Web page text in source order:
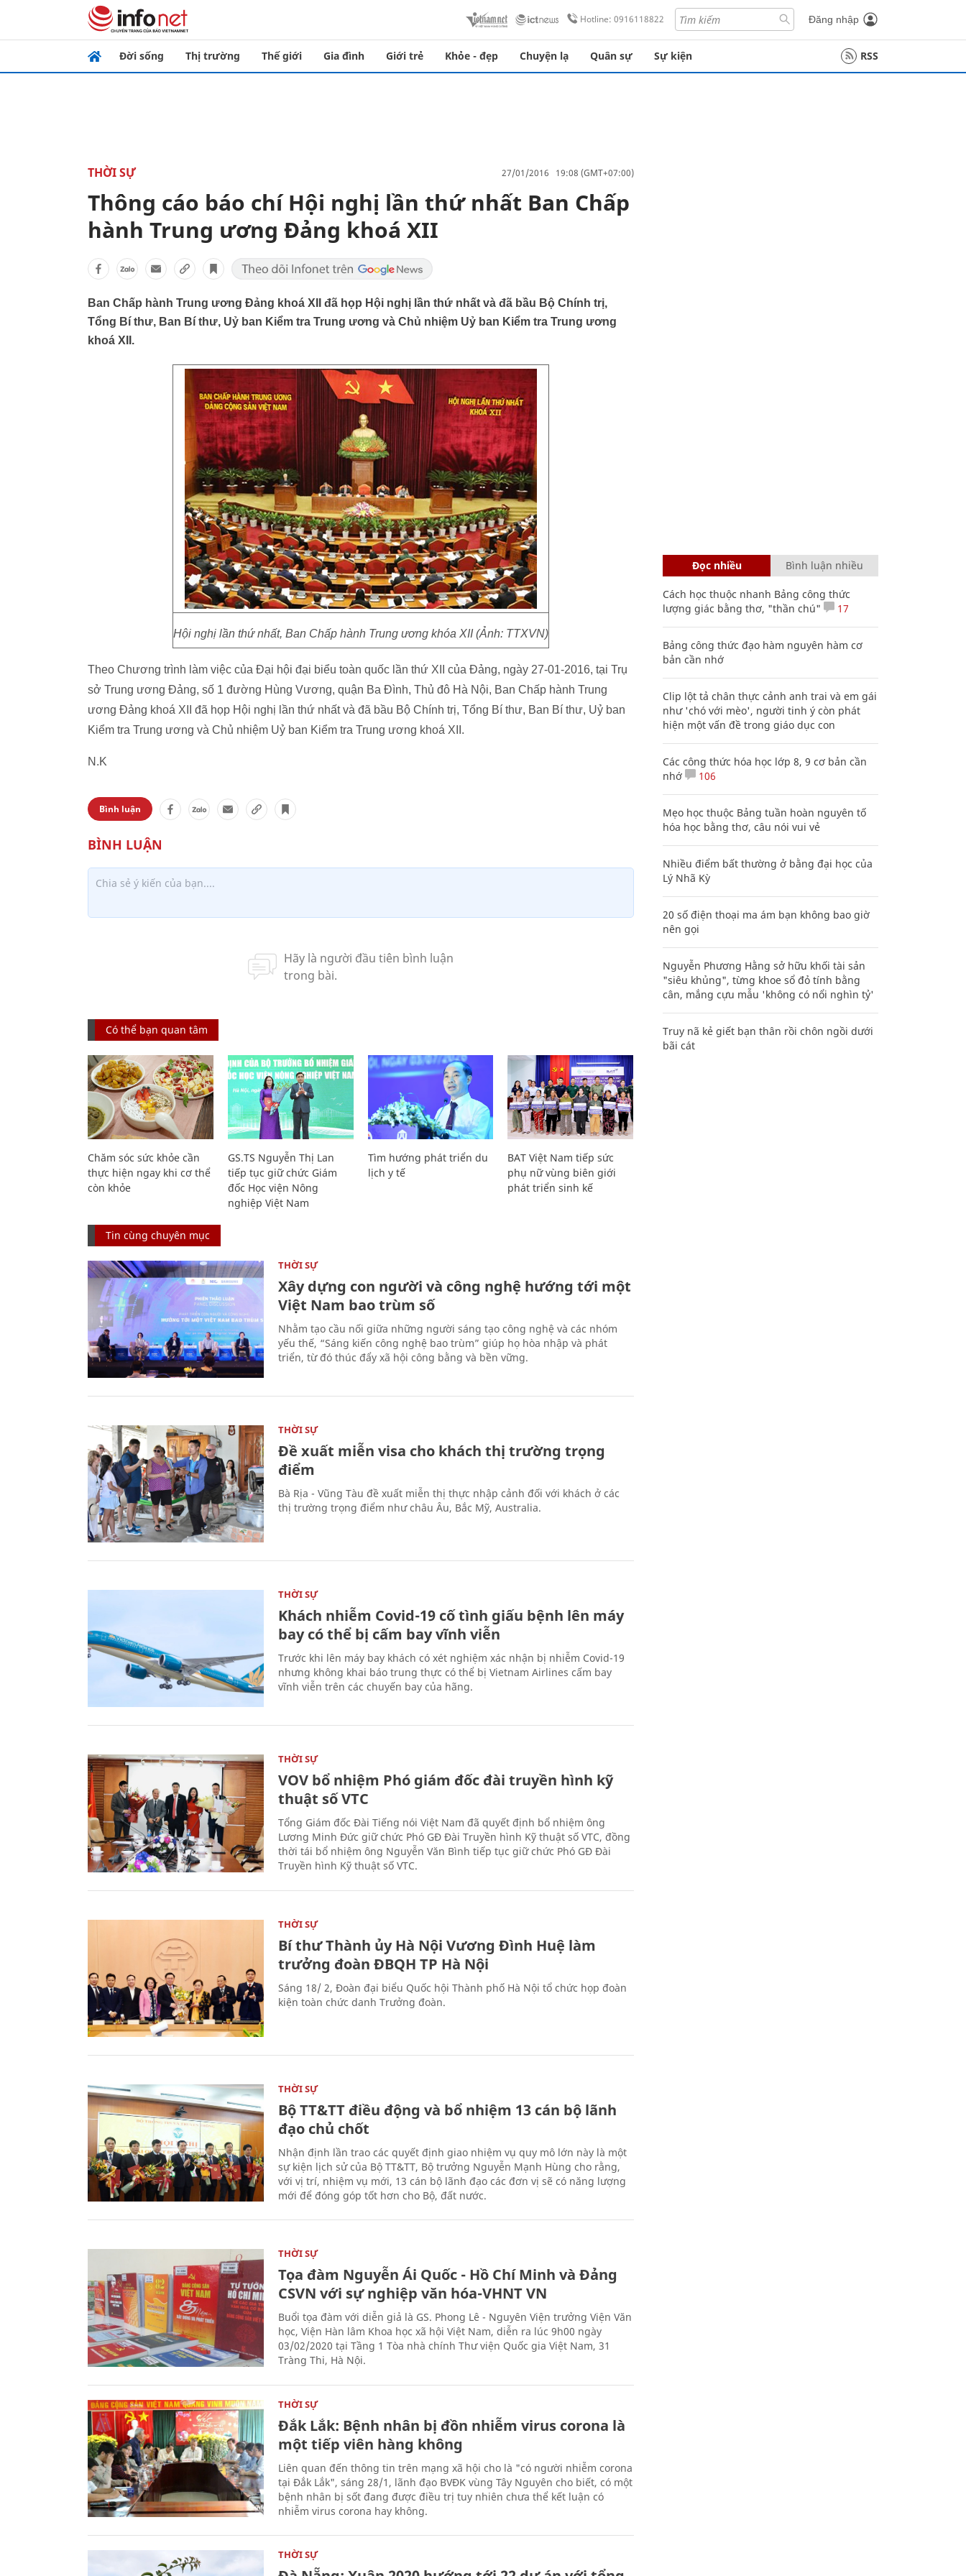
Hotline: 0916118822 Đăng nhập
Đời sống Thị trường Thế giới Gia đình Giới trẻ Khỏe - đẹp Chuyện lạ Quân sự Sự kiện RSS
THỜI SỰ 27/01/2016 19:08 (GMT+07:00)
Thông cáo báo chí Hội nghị lần thứ nhất Ban Chấp
hành Trung ương Đảng khoá XII
Ban Chấp hành Trung ương Đảng khoá XII đã họp Hội nghị lần thứ nhất và đã bầu Bộ Chính trị,
Tổng Bí thư, Ban Bí thư, Uỷ ban Kiểm tra Trung ương và Chủ nhiệm Uỷ ban Kiểm tra Trung ương
khoá XII.
Hội nghị lần thứ nhất, Ban Chấp hành Trung ương khóa XII (Ảnh: TTXVN)
Theo Chương trình làm việc của Đại hội đại biểu toàn quốc lần thứ XII của Đảng, ngày 27-01-2016, tại Trụ
sở Trung ương Đảng, số 1 đường Hùng Vương, quận Ba Đình, Thủ đô Hà Nội, Ban Chấp hành Trung
ương Đảng khoá XII đã họp Hội nghị lần thứ nhất và đã bầu Bộ Chính trị, Tổng Bí thư, Ban Bí thư, Uỷ ban
Kiểm tra Trung ương và Chủ nhiệm Uỷ ban Kiểm tra Trung ương khoá XII.
N.K
Bình luận
Có thể bạn quan tâm
Chăm sóc sức khỏe cần
thực hiện ngay khi cơ thể
còn khỏe
GS.TS Nguyễn Thị Lan
tiếp tục giữ chức Giám
đốc Học viện Nông
nghiệp Việt Nam
Tìm hướng phát triển du
lịch y tế
BAT Việt Nam tiếp sức
phụ nữ vùng biên giới
phát triển sinh kế
Tin cùng chuyên mục
THỜI SỰ
Xây dựng con người và công nghệ hướng tới một
Việt Nam bao trùm số
Nhằm tạo cầu nối giữa những người sáng tạo công nghệ và các nhóm
yếu thế, “Sáng kiến công nghệ bao trùm” giúp họ hòa nhập và phát
triển, từ đó thúc đẩy xã hội công bằng và bền vững.
THỜI SỰ
Đề xuất miễn visa cho khách thị trường trọng
điểm
Bà Rịa - Vũng Tàu đề xuất miễn thị thực nhập cảnh đối với khách ở các
thị trường trọng điểm như châu Âu, Bắc Mỹ, Australia.
THỜI SỰ
Khách nhiễm Covid-19 cố tình giấu bệnh lên máy
bay có thể bị cấm bay vĩnh viễn
Trước khi lên máy bay khách có xét nghiệm xác nhận bị nhiễm Covid-19
nhưng không khai báo trung thực có thể bị Vietnam Airlines cấm bay
vĩnh viễn trên các chuyến bay của hãng.
THỜI SỰ
VOV bổ nhiệm Phó giám đốc đài truyền hình kỹ
thuật số VTC
Tổng Giám đốc Đài Tiếng nói Việt Nam đã quyết định bổ nhiệm ông
Lương Minh Đức giữ chức Phó GĐ Đài Truyền hình Kỹ thuật số VTC, đồng
thời tái bổ nhiệm ông Nguyễn Văn Bình tiếp tục giữ chức Phó GĐ Đài
Truyền hình Kỹ thuật số VTC.
THỜI SỰ
Bí thư Thành ủy Hà Nội Vương Đình Huệ làm
trưởng đoàn ĐBQH TP Hà Nội
Sáng 18/ 2, Đoàn đại biểu Quốc hội Thành phố Hà Nội tổ chức họp đoàn
kiện toàn chức danh Trưởng đoàn.
THỜI SỰ
Bộ TT&TT điều động và bổ nhiệm 13 cán bộ lãnh
đạo chủ chốt
Nhận định lần trao các quyết định giao nhiệm vụ quy mô lớn này là một
sự kiện lịch sử của Bộ TT&TT, Bộ trưởng Nguyễn Mạnh Hùng cho rằng,
với vị trí, nhiệm vụ mới, 13 cán bộ lãnh đạo các đơn vị sẽ có năng lượng
mới để đóng góp tốt hơn cho Bộ, đất nước.
THỜI SỰ
Tọa đàm Nguyễn Ái Quốc - Hồ Chí Minh và Đảng
CSVN với sự nghiệp văn hóa-VHNT VN
Buổi tọa đàm với diễn giả là GS. Phong Lê - Nguyên Viện trưởng Viện Văn
học, Viện Hàn lâm Khoa học xã hội Việt Nam, diễn ra lúc 9h00 ngày
03/02/2020 tại Tầng 1 Tòa nhà chính Thư viện Quốc gia Việt Nam, 31
Tràng Thi, Hà Nội.
THỜI SỰ
Đắk Lắk: Bệnh nhân bị đồn nhiễm virus corona là
một tiếp viên hàng không
Liên quan đến thông tin trên mạng xã hội cho là "có người nhiễm corona
tại Đắk Lắk", sáng 28/1, lãnh đạo BVĐK vùng Tây Nguyên cho biết, có một
bệnh nhân bị sốt đang được điều trị tuy nhiên chưa thể kết luận có
nhiễm virus corona hay không.
THỜI SỰ
Đọc nhiều Bình luận nhiều
Cách học thuộc nhanh Bảng công thức
lượng giác bằng thơ, "thần chú"
17
Bảng công thức đạo hàm nguyên hàm cơ
bản cần nhớ
Clip lột tả chân thực cảnh anh trai và em gái
như 'chó với mèo', người tinh ý còn phát
hiện một vấn đề trong giáo dục con
Các công thức hóa học lớp 8, 9 cơ bản cần
nhớ
106
Mẹo học thuộc Bảng tuần hoàn nguyên tố
hóa học bằng thơ, câu nói vui vẻ
Nhiều điểm bất thường ở bằng đại học của
Lý Nhã Kỳ
20 số điện thoại ma ám bạn không bao giờ
nên gọi
Nguyễn Phương Hằng sở hữu khối tài sản
"siêu khủng", từng khoe sổ đỏ tính bằng
cân, mắng cựu mẫu 'không có nổi nghìn tỷ'
Truy nã kẻ giết bạn thân rồi chôn ngồi dưới
bãi cát